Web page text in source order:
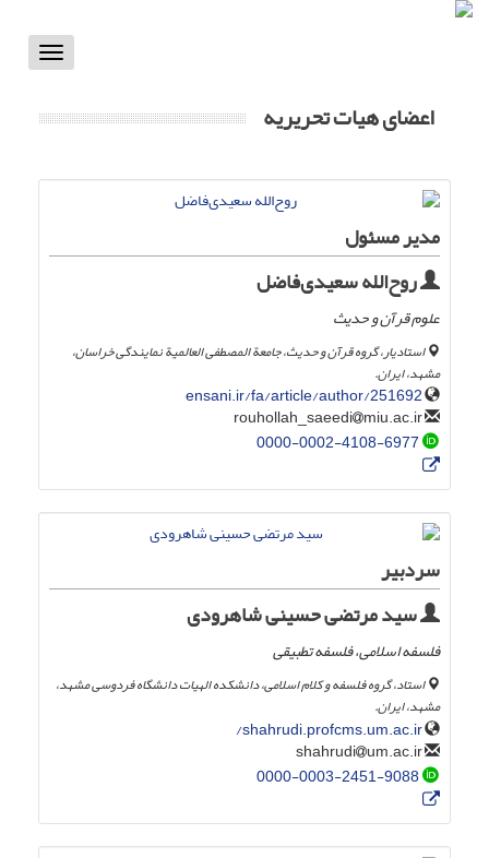
Toggle
اعضای هیات تحریریه
مدیر مسئول
روح‌الله سعیدی‌فاضل
علوم قرآن و حدیث
استادیار، گروه قرآن و حدیث، جامعة المصطفی العالمیة نمایندگی خراسان،
مشهد، ایران.
ensani.ir/fa/article/author/251692
miu.ac.ir
0000-0002-4108-6977
سردبیر
سید مرتضی حسینی شاهرودی
فلسفه اسلامی، فلسفه تطبیقی
استاد، گروه فلسفه و کلام اسلامی، دانشکده الهیات دانشگاه فردوسی مشهد،
مشهد، ایران.
shahrudi.profcms.um.ac.ir/
um.ac.ir
0000-0003-2451-9088